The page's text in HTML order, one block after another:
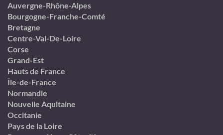
Auvergne-Rhône-Alpes
Bourgogne-Franche-Comté
Bretagne
Centre-Val-De-Loire
Corse
Grand-Est
Hauts de France
Île-de-France
Normandie
Nouvelle Aquitaine
Occitanie
Pays de la Loire